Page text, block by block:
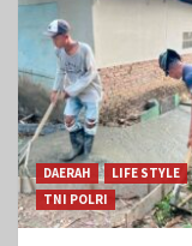
DAERAH
LIFE STYLE
TNI POLRI